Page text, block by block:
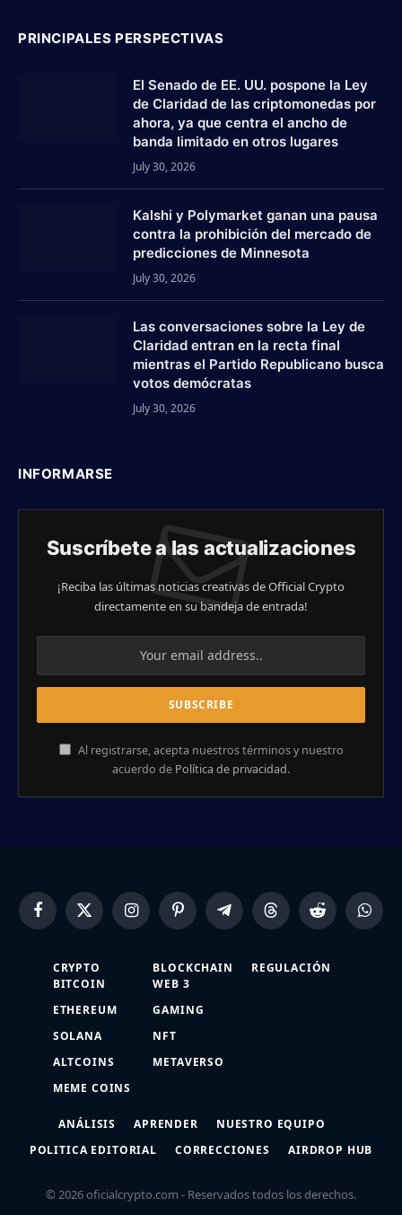
PRINCIPALES PERSPECTIVAS
El Senado de EE. UU. pospone la Ley
de Claridad de las criptomonedas por
ahora, ya que centra el ancho de
banda limitado en otros lugares
July 30, 2026
Kalshi y Polymarket ganan una pausa
contra la prohibición del mercado de
predicciones de Minnesota
July 30, 2026
Las conversaciones sobre la Ley de
Claridad entran en la recta final
mientras el Partido Republicano busca
votos demócratas
July 30, 2026
INFORMARSE
Suscríbete a las actualizaciones
¡Reciba las últimas noticias creativas de Official Crypto
directamente en su bandeja de entrada!
Al registrarse, acepta nuestros términos y nuestro
acuerdo de Política de privacidad.
FacebookX
(Twitter)
InstagramPinterestTelegramThreads Reddit
CRYPTO
BITCOIN
ETHEREUM
SOLANA
ALTCOINS
MEME COINS
BLOCKCHAIN
WEB 3
GAMING
NFT
METAVERSO
REGULACIÓN
ANÁLISIS APRENDER
NUESTRO EQUIPO
POLITICA EDITORIAL
CORRECCIONES AIRDROP HUB
© 2026 oficialcrypto.com - Reservados todos los derechos.